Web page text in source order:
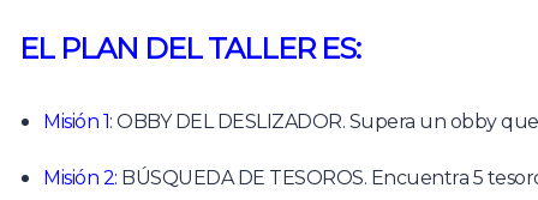
EL PLAN DEL TALLER ES:
Misión 1: OBBY DEL DESLIZADOR. Supera un obby
Misión 2: BÚSQUEDA DE TESOROS. Encuentra 5